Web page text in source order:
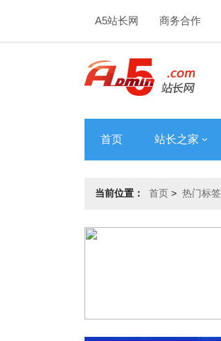
A5站长网 商务合作
首页 站长之家
当前位置： 首页 > 热门标签